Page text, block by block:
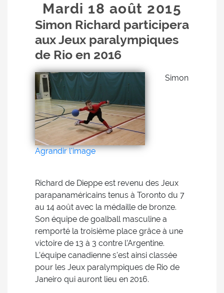
Mardi 18 août 2015
Simon Richard participera
aux Jeux paralympiques
de Rio en 2016
Agrandir l'image
Simon
Richard de Dieppe est revenu des Jeux
parapanaméricains tenus à Toronto du 7
au 14 août avec la médaille de bronze.
Son équipe de goalball masculine a
remporté la troisième place grâce à une
victoire de 13 à 3 contre l’Argentine.
L’équipe canadienne s'est ainsi classée
pour les Jeux paralympiques de Rio de
Janeiro qui auront lieu en 2016.